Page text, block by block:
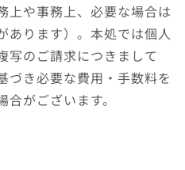
上や事務上、必要な場合は
あります）。本処では個人
写のご請求につきまして
づき必要な費用・手数料を
がございます。